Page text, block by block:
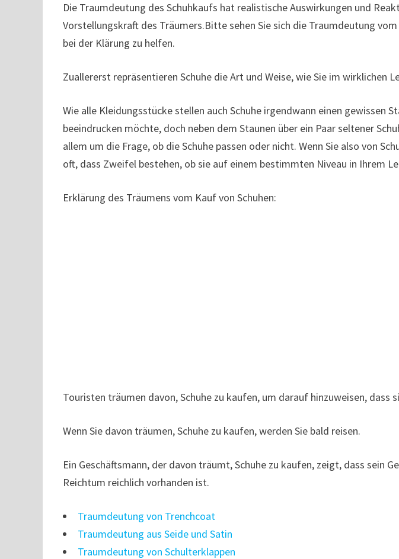
Die Traumdeutung des Schuhkaufs hat realistische Auswirkungen und
Vorstellungskraft des Träumers.Bitte sehen Sie sich die Traumdeutung
bei der Klärung zu helfen.
Zuallererst repräsentieren Schuhe die Art und Weise, wie Sie im wirklichen
Wie alle Kleidungsstücke stellen auch Schuhe irgendwann einen gewissen
beeindrucken möchte, doch neben dem Staunen über ein Paar seltener
allem um die Frage, ob die Schuhe passen oder nicht. Wenn Sie also von
oft, dass Zweifel bestehen, ob sie auf einem bestimmten Niveau in Ihrem
Erklärung des Träumens vom Kauf von Schuhen:
Touristen träumen davon, Schuhe zu kaufen, um darauf hinzuweisen, dass
Wenn Sie davon träumen, Schuhe zu kaufen, werden Sie bald reisen.
Ein Geschäftsmann, der davon träumt, Schuhe zu kaufen, zeigt, dass sein
Reichtum reichlich vorhanden ist.
Traumdeutung von Trenchcoat
Traumdeutung aus Seide und Satin
Traumdeutung von Schulterklappen